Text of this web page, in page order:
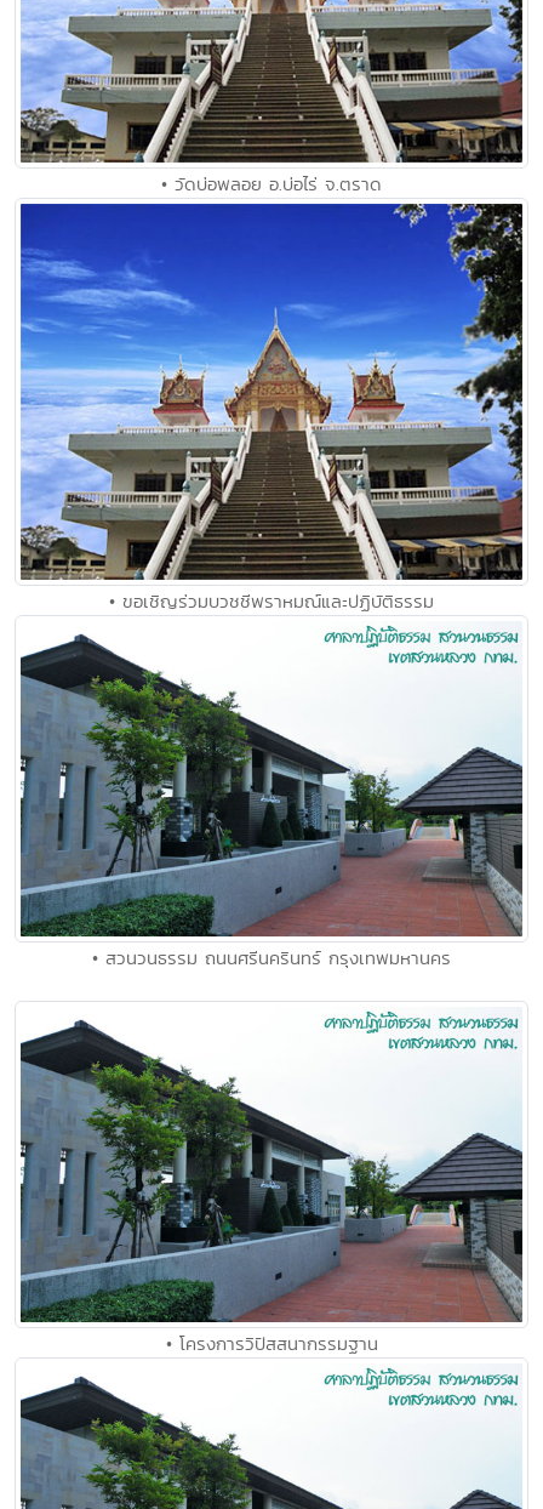
• วัดบ่อพลอย อ.บ่อไร่ จ.ตราด
• ขอเชิญร่วมบวชชีพราหมณ์และปฏิบัติธรรม
• สวนวนธรรม ถนนศรีนครินทร์ กรุงเทพมหานคร
• โครงการวิปัสสนากรรมฐาน